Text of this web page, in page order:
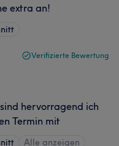
extra an!
Verifizierte Bewertung
hervorragend ich
Termin mit
Alle anzeigen